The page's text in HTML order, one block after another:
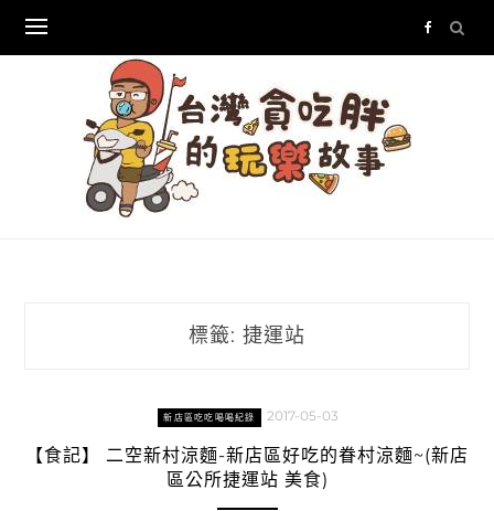
content
標籤: 捷運站
新店區吃吃喝喝紀錄 2017-05-03
【食記】 二空新村涼麵-新店區好吃的眷村涼麵~(新店
區公所捷運站 美食)